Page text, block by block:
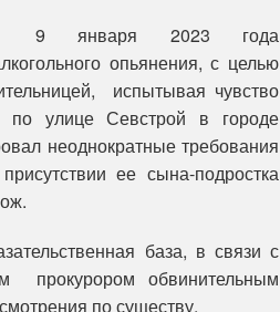
9 января 2023 года
опьянения, с целью
испытывая чувство
улице Севстрой в городе
неоднократные требования
ее сына-подростка
база, в связи с
прокурором обвинительным
по существу.